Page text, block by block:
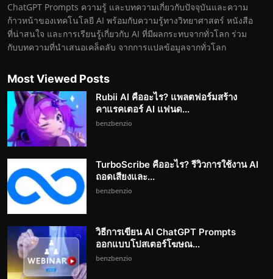
ChatGPT Prompts ความรู้ และบทความเกี่ยวกับปัจจุบันและความ
ก้าวหน้าของเทคโนโลยี AI พร้อมกับความรู้ทางวิทยาศาสตร์ หนังสือ
ที่น่าสนใจ และการเรียนรู้เกี่ยวกับ AI ที่มีผลกระทบจากทั่วโลก ร่วม
กับบทความที่นำเสนอเคล็ดลับ จากการแปลข้อมูลจากทั่วโลก
Most Viewed Posts
Rubii AI คืออะไร? แพลตฟอร์มสร้าง
คาแรคเตอร์ AI แฟนด...
benzbenzio
TurboScribe คืออะไร? รีวิวการใช้งาน AI
ถอดเสียงและ...
benzbenzio
วิธีการเขียน AI ChatGPT Prompts
ออกแบบโปสเตอร์โฆษณ...
benzbenzio